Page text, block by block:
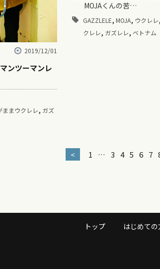
2019/12/01
ンツーマンレ
ままウクレレ, ガズ
MOJAくんの苦…
GAZZLELE, MOJA, ウクレレ,
クレレ, ガズレレ, ベトナム
< 1 … 3 4 5 6 7
トップ はじめての